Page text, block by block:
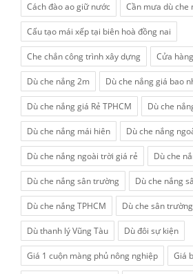
Cách đào ao giữ nước Cần mưa dù che
Cấu tạo mái xếp tại biên hoà đồng nai
Che chắn công trình xây dựng Cửa
Dù che nắng 2m Dù che nắng giá bao
Dù che nắng giá Rẻ TPHCM Dù che
Dù che nắng mái hiên Dù che nắng
Dù che nắng ngoài trời giá rẻ Dù che
Dù che nắng sân trường Dù che nắng
Dù che nắng TPHCM Dù che sân trường
Dù thanh lý Vũng Tàu Dù đôi sự kiện
Giá 1 cuộn màng phủ nông nghiệp Giá